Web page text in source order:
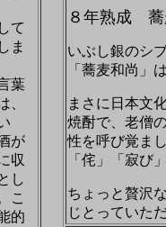
て
ま
葉
、
が
収
し
こ
的
８年熟成
いぶし銀のシ
「蕎麦和尚」
まさに日本文
焼酎で、老僧
性を呼び覚ま
「侘」「寂び
ちょっと贅沢
じとっていた